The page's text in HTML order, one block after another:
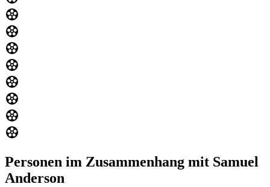
Personen im Zusammenhang mit Samuel
Anderson